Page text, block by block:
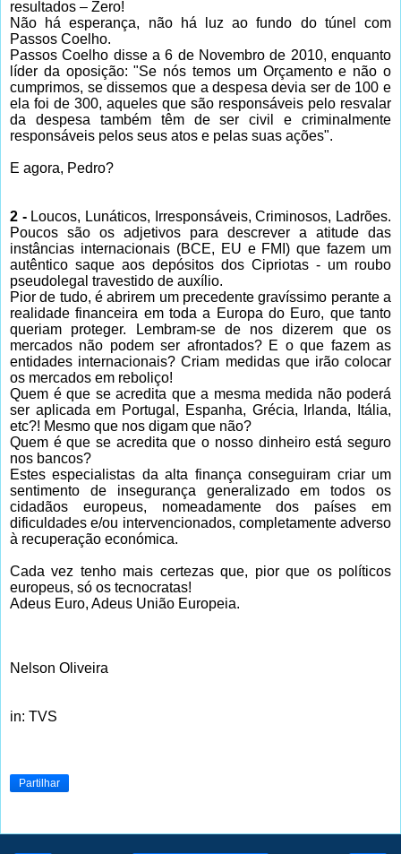
resultados – Zero!
Não há esperança, não há luz ao fundo do túnel com
Passos Coelho.
Passos Coelho disse a 6 de Novembro de 2010, enquanto
líder da oposição: "Se nós temos um Orçamento e não o
cumprimos, se dissemos que a despesa devia ser de 100 e
ela foi de 300, aqueles que são responsáveis pelo resvalar
da despesa também têm de ser civil e criminalmente
responsáveis pelos seus atos e pelas suas ações".
E agora, Pedro?
2 - Loucos, Lunáticos, Irresponsáveis, Criminosos, Ladrões.
Poucos são os adjetivos para descrever a atitude das
instâncias internacionais (BCE, EU e FMI) que fazem um
autêntico saque aos depósitos dos Cipriotas - um roubo
pseudolegal travestido de auxílio.
Pior de tudo, é abrirem um precedente gravíssimo perante a
realidade financeira em toda a Europa do Euro, que tanto
queriam proteger. Lembram-se de nos dizerem que os
mercados não podem ser afrontados? E o que fazem as
entidades internacionais? Criam medidas que irão colocar
os mercados em reboliço!
Quem é que se acredita que a mesma medida não poderá
ser aplicada em Portugal, Espanha, Grécia, Irlanda, Itália,
etc?! Mesmo que nos digam que não?
Quem é que se acredita que o nosso dinheiro está seguro
nos bancos?
Estes especialistas da alta finança conseguiram criar um
sentimento de insegurança generalizado em todos os
cidadãos europeus, nomeadamente dos países em
dificuldades e/ou intervencionados, completamente adverso
à recuperação económica.
Cada vez tenho mais certezas que, pior que os políticos
europeus, só os tecnocratas!
Adeus Euro, Adeus União Europeia.
Nelson Oliveira
in: TVS
Partilhar